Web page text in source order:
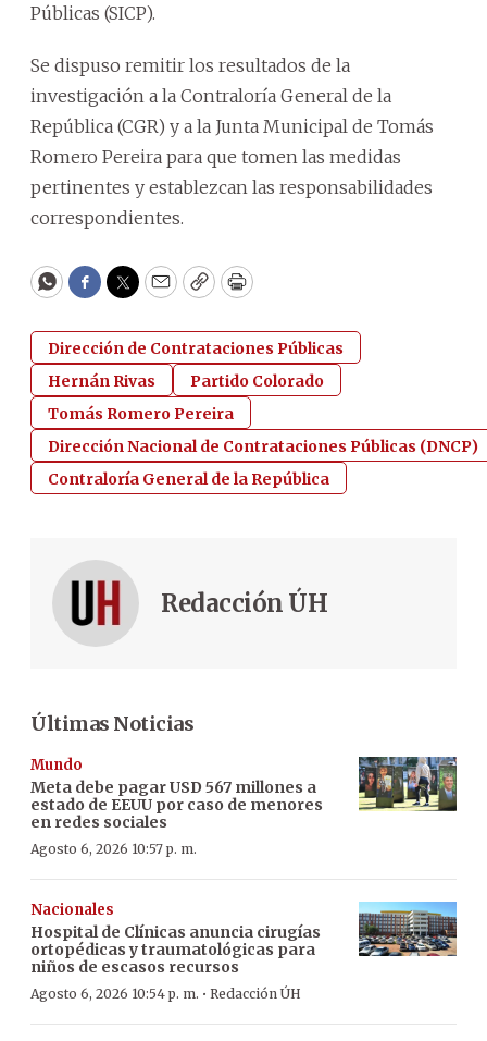
Públicas (SICP).
Se dispuso remitir los resultados de la
investigación a la Contraloría General de la
República (CGR) y a la Junta Municipal de Tomás
Romero Pereira para que tomen las medidas
pertinentes y establezcan las responsabilidades
correspondientes.
WhatsApp
Facebook
Twitter
EmailCopyPrint
Dirección de Contrataciones Públicas
Hernán Rivas
Partido Colorado
Tomás Romero Pereira
Dirección Nacional de Contrataciones Públicas (DNCP)
Contraloría General de la República
Redacción ÚH
Últimas Noticias
Mundo
Meta debe pagar USD 567 millones a
estado de EEUU por caso de menores
en redes sociales
Agosto 6, 2026 10:57 p. m.
Nacionales
Hospital de Clínicas anuncia cirugías
ortopédicas y traumatológicas para
niños de escasos recursos
Agosto 6, 2026 10:54 p. m. · Redacción ÚH